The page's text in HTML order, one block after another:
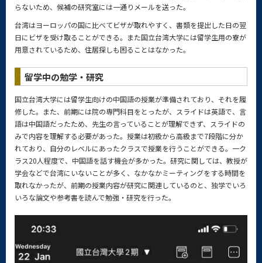
らないため、候補の研究室には一通りメールを送った。
台湾はヨーロッパの国に比べてビザが取れやすく、書類を提出した日の翌
日にビザを受け取ることができる。また国立台湾大学には留学生用の寮が
用意されているため、住居探しも困ることはなかった。
留学中の勉学・研究
国立台湾大学には留学生向けの中国語の授業が準備されており、それを履
修した。また、前期には院の専門科目をとったが、スライドは英語で、言
語は中国語だったため、先生の言っていることが理解できず、スライドの
みで内容を理解する必要があった。授業は初級から高級まで7段階に分か
れており、自分のレベルにあったクラスで授業を行うことができる。一ク
ラス20人程度で、中国語を話す機会が多かった。研究に関しては、教授が
学会などで台湾にいないことが多く、なかなかミーティングをする時間を
取れなかったが、前期の授業内容が研究に関連しているのと、独学でいろ
いろな論文や参考書を読んで勉強・研究を行った。